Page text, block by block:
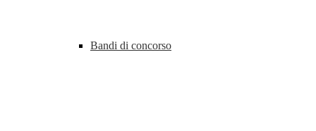
Bandi di concorso